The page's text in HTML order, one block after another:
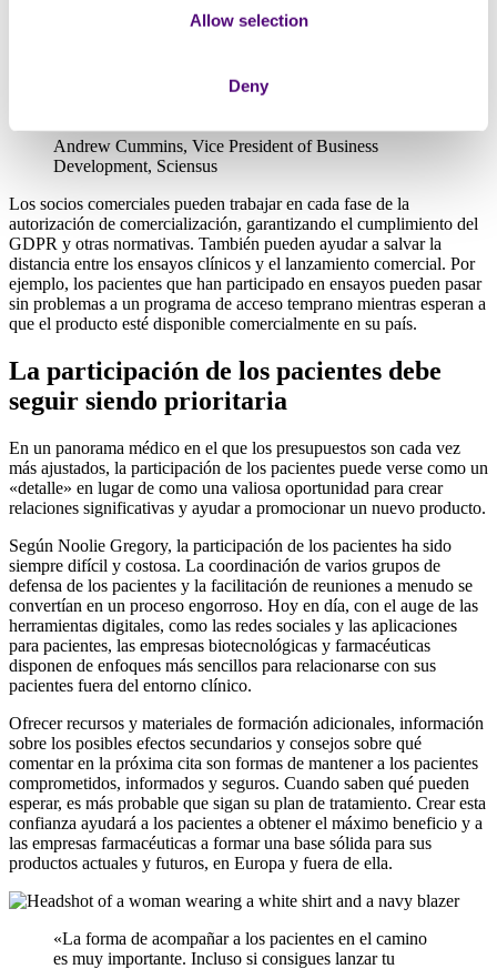
Allow selection
Deny
la rueda. Así que, ¿por qué no aprender de quienes han
Andrew Cummins, Vice President of Business
Development, Sciensus
Los socios comerciales pueden trabajar en cada fase de la
autorización de comercialización, garantizando el cumplimiento del
GDPR y otras normativas. También pueden ayudar a salvar la
distancia entre los ensayos clínicos y el lanzamiento comercial. Por
ejemplo, los pacientes que han participado en ensayos pueden pasar
sin problemas a un programa de acceso temprano mientras esperan a
que el producto esté disponible comercialmente en su país.
La participación de los pacientes debe
seguir siendo prioritaria
En un panorama médico en el que los presupuestos son cada vez
más ajustados, la participación de los pacientes puede verse como un
«detalle» en lugar de como una valiosa oportunidad para crear
relaciones significativas y ayudar a promocionar un nuevo producto.
Según Noolie Gregory, la participación de los pacientes ha sido
siempre difícil y costosa. La coordinación de varios grupos de
defensa de los pacientes y la facilitación de reuniones a menudo se
convertían en un proceso engorroso. Hoy en día, con el auge de las
herramientas digitales, como las redes sociales y las aplicaciones
para pacientes, las empresas biotecnológicas y farmacéuticas
disponen de enfoques más sencillos para relacionarse con sus
pacientes fuera del entorno clínico.
Ofrecer recursos y materiales de formación adicionales, información
sobre los posibles efectos secundarios y consejos sobre qué
comentar en la próxima cita son formas de mantener a los pacientes
comprometidos, informados y seguros. Cuando saben qué pueden
esperar, es más probable que sigan su plan de tratamiento. Crear esta
confianza ayudará a los pacientes a obtener el máximo beneficio y a
las empresas farmacéuticas a formar una base sólida para sus
productos actuales y futuros, en Europa y fuera de ella.
«La forma de acompañar a los pacientes en el camino
es muy importante. Incluso si consigues lanzar tu